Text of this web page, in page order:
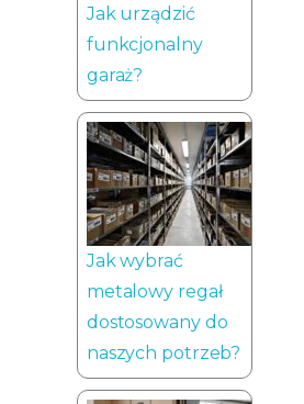
Jak urządzić
funkcjonalny
garaż?
Jak wybrać
metalowy regał
dostosowany do
naszych potrzeb?